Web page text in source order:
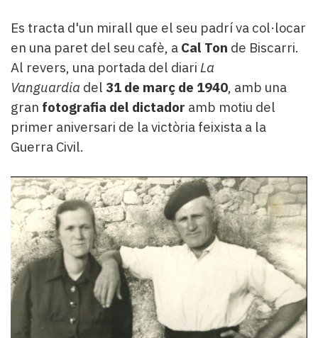
Es tracta d'un mirall que el seu padrí va col·locar
en una paret del seu cafè, a Cal Ton de Biscarri.
Al revers, una portada del diari La
Vanguardia del 31 de març de 1940, amb una
gran fotografia del dictador amb motiu del
primer aniversari de la victòria feixista a la
Guerra Civil.